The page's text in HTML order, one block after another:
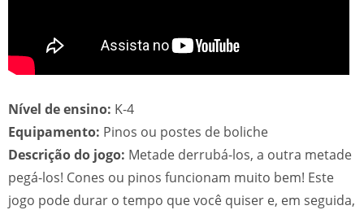
Nível de ensino: K-4
Equipamento: Pinos ou postes de boliche
Descrição do jogo: Metade derrubá-los, a outra metade
pegá-los! Cones ou pinos funcionam muito bem! Este
jogo pode durar o tempo que você quiser e, em seguida,